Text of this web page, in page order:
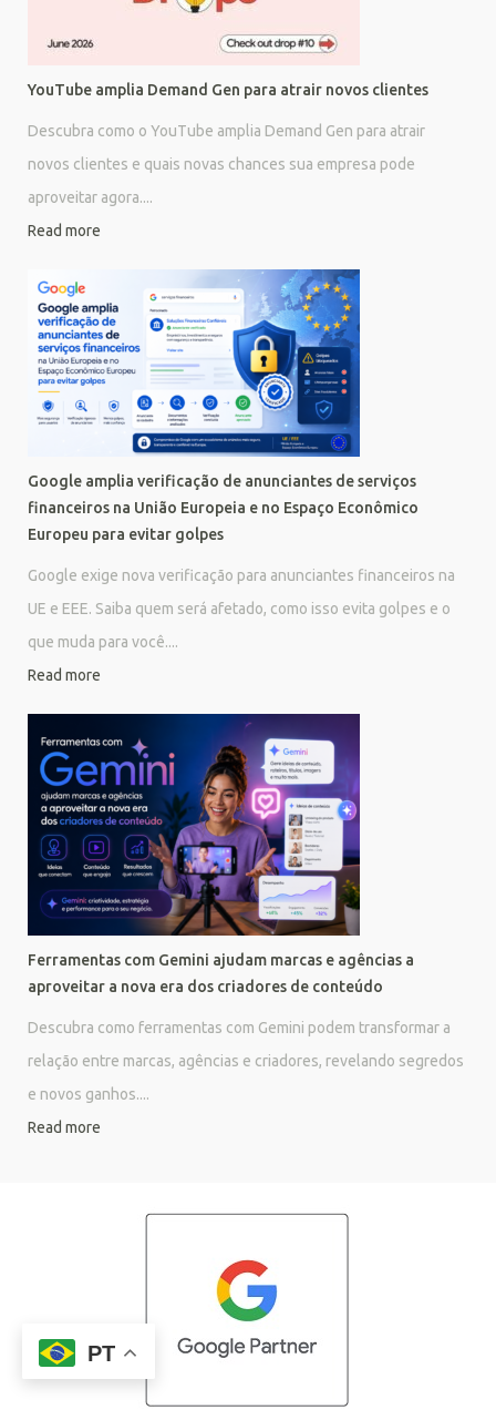
YouTube amplia Demand Gen para atrair novos clientes
Descubra como o YouTube amplia Demand Gen para atrair
novos clientes e quais novas chances sua empresa pode
aproveitar agora....
Read more
Google amplia verificação de anunciantes de serviços
financeiros na União Europeia e no Espaço Econômico
Europeu para evitar golpes
Google exige nova verificação para anunciantes financeiros na
UE e EEE. Saiba quem será afetado, como isso evita golpes e o
que muda para você....
Read more
Ferramentas com Gemini ajudam marcas e agências a
aproveitar a nova era dos criadores de conteúdo
Descubra como ferramentas com Gemini podem transformar a
relação entre marcas, agências e criadores, revelando segredos
e novos ganhos....
Read more
PT